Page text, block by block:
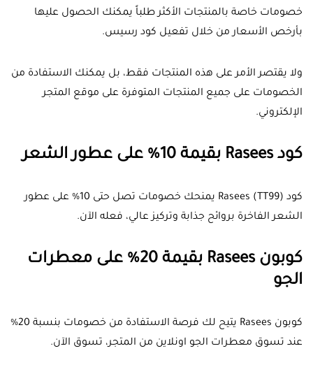
خصومات خاصة بالمنتجات الأكثر طلباً يمكنك الحصول عليها
بأرخص الأسعار من خلال تفعيل كود رسيس.
ولا يقتصر الأمر على هذه المنتجات فقط، بل يمكنك الاستفادة من
الخصومات على جميع المنتجات المتوفرة على موقع المتجر
الإلكتروني.
كود Rasees بقيمة 10% على عطور الشعر
كود Rasees (TT99) يمنحك خصومات تصل حتى 10% على عطور
الشعر الفاخرة بروائح جذابة وتركيز عالي، فعله الآن.
كوبون Rasees بقيمة 20% على معطرات
الجو
كوبون Rasees يتيح لك فرصة الاستفادة من خصومات بنسبة 20%
عند تسوق معطرات الجو اونلاين من المتجر، تسوق الآن.